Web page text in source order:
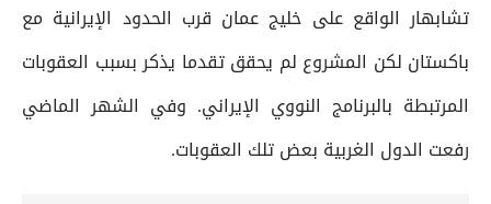
تشابهار الواقع على خليج عمان قرب الحدود الإيرانية مع
باكستان لكن المشروع لم يحقق تقدما يذكر بسبب العقوبات
المرتبطة بالبرنامج النووي الإيراني. وفي الشهر الماضي
رفعت الدول الغربية بعض تلك العقوبات.